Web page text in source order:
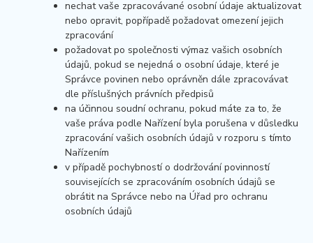
nechat vaše zpracovávané osobní údaje aktualizovat
nebo opravit, popřípadě požadovat omezení jejich
zpracování
požadovat po společnosti výmaz vašich osobních
údajů, pokud se nejedná o osobní údaje, které je
Správce povinen nebo oprávněn dále zpracovávat
dle příslušných právních předpisů
na účinnou soudní ochranu, pokud máte za to, že
vaše práva podle Nařízení byla porušena v důsledku
zpracování vašich osobních údajů v rozporu s tímto
Nařízením
v případě pochybností o dodržování povinností
souvisejících se zpracováním osobních údajů se
obrátit na Správce nebo na Úřad pro ochranu
osobních údajů